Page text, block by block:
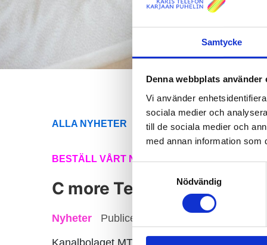
Samtycke
Denna webbplats använder
Vi använder
sociala medier och
till de sociala medier och
med annan information som
Nödvändig
ALLA NYHETER
BESTÄLL VÅRT NYHETSBREV
C more Tennis-kanalen
Nyheter Publicerad 30.11.2016